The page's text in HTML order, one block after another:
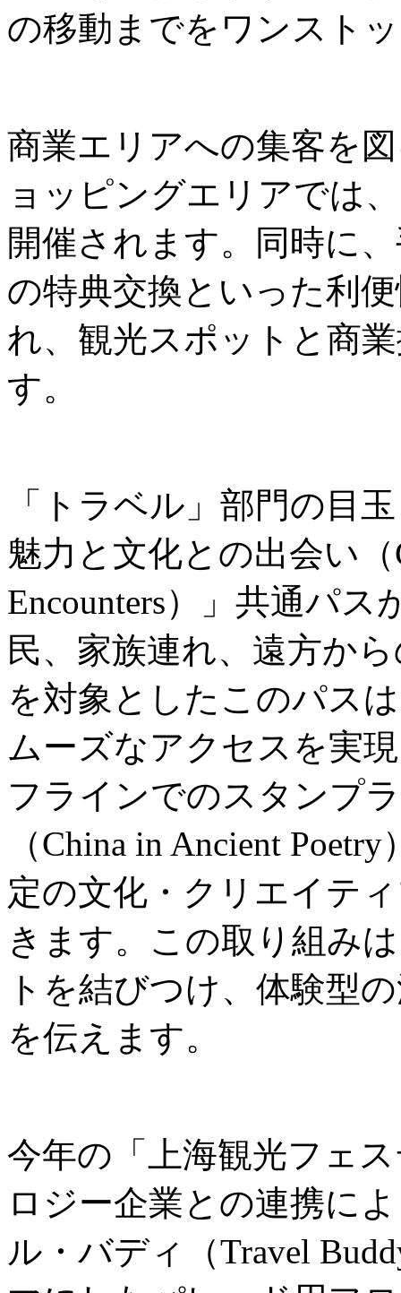
の移動までをワンスト
商業エリアへの集客を
ョッピングエリアでは
開催されます。同時に
の特典交換といった利
れ、観光スポットと商
す。
「トラベル」部門の目
魅力と文化との出会い（
Encounters）」共通パ
民、家族連れ、遠方か
を対象としたこのパス
ムーズなアクセスを実
フラインでのスタンプ
（China in Ancient
定の文化・クリエイテ
きます。この取り組み
トを結びつけ、体験型
を伝えます。
今年の「上海観光フェ
ロジー企業との連携に
ル・バディ（Travel